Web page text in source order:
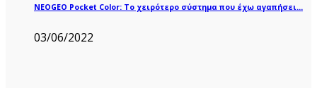
NEOGEO Pocket Color: Το χειρότερο σύστημα που έχω αγαπήσει…
03/06/2022